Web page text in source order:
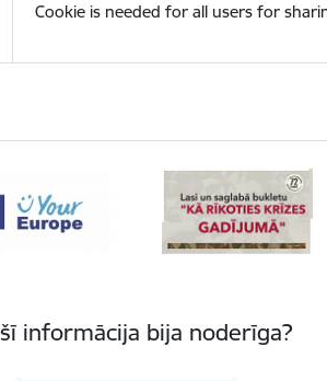
Cookie is needed for all users for
informācija bija noderīga?